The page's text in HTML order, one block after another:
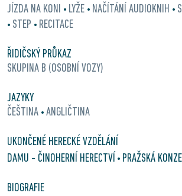
JÍZDA NA KONI • LYŽE • NAČÍTÁNÍ AUDIOKNIH •
• STEP • RECITACE
ŘIDIČSKÝ PRŮKAZ
SKUPINA B (OSOBNÍ VOZY)
JAZYKY
ČEŠTINA • ANGLIČTINA
UKONČENÉ HERECKÉ VZDĚLÁNÍ
DAMU - ČINOHERNÍ HERECTVÍ • PRAŽSKÁ
BIOGRAFIE